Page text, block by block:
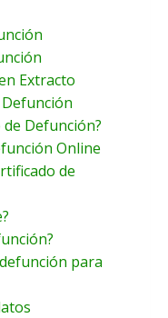
Extracto
Defunción?
Online
de
para